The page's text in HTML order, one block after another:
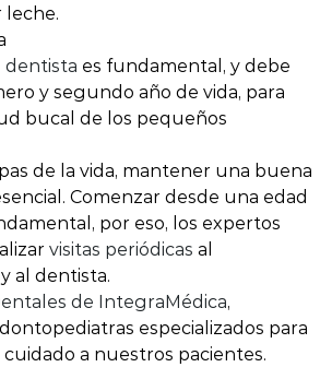
dentista es fundamental, y debe
y segundo año de vida, para
bucal de los pequeños
de la vida, mantener una buena
Comenzar desde una edad
por eso, los expertos
visitas periódicas al
al dentista.
de IntegraMédica,
especializados para
a nuestros pacientes.